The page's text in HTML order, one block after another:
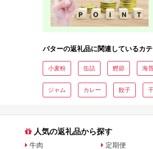
バターの返礼品に関連しているカテ
小麦粉 缶詰 鰹節 海
ジャム カレー 餃子
人気の返礼品から探す
牛肉
定期便